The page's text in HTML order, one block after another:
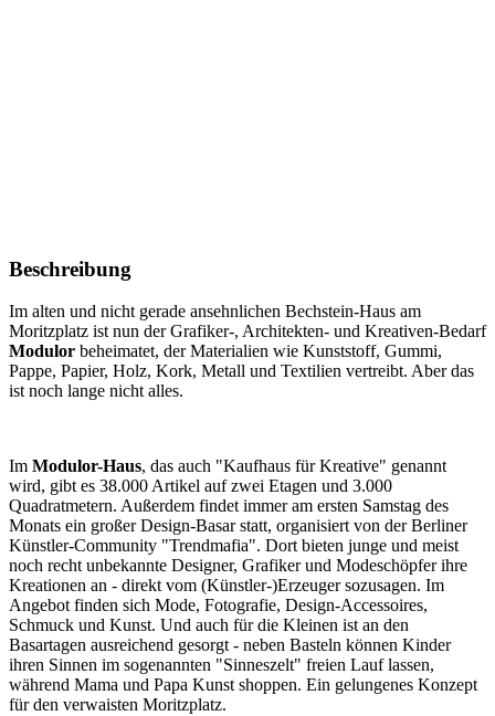
Beschreibung
Im alten und nicht gerade ansehnlichen Bechstein-Haus am
Moritzplatz ist nun der Grafiker-, Architekten- und Kreativen-Bedarf
Modulor beheimatet, der Materialien wie Kunststoff, Gummi,
Pappe, Papier, Holz, Kork, Metall und Textilien vertreibt. Aber das
ist noch lange nicht alles.
Im Modulor-Haus, das auch "Kaufhaus für Kreative" genannt
wird, gibt es 38.000 Artikel auf zwei Etagen und 3.000
Quadratmetern. Außerdem findet immer am ersten Samstag des
Monats ein großer Design-Basar statt, organisiert von der Berliner
Künstler-Community "Trendmafia". Dort bieten junge und meist
noch recht unbekannte Designer, Grafiker und Modeschöpfer ihre
Kreationen an - direkt vom (Künstler-)Erzeuger sozusagen. Im
Angebot finden sich Mode, Fotografie, Design-Accessoires,
Schmuck und Kunst. Und auch für die Kleinen ist an den
Basartagen ausreichend gesorgt - neben Basteln können Kinder
ihren Sinnen im sogenannten "Sinneszelt" freien Lauf lassen,
während Mama und Papa Kunst shoppen. Ein gelungenes Konzept
für den verwaisten Moritzplatz.